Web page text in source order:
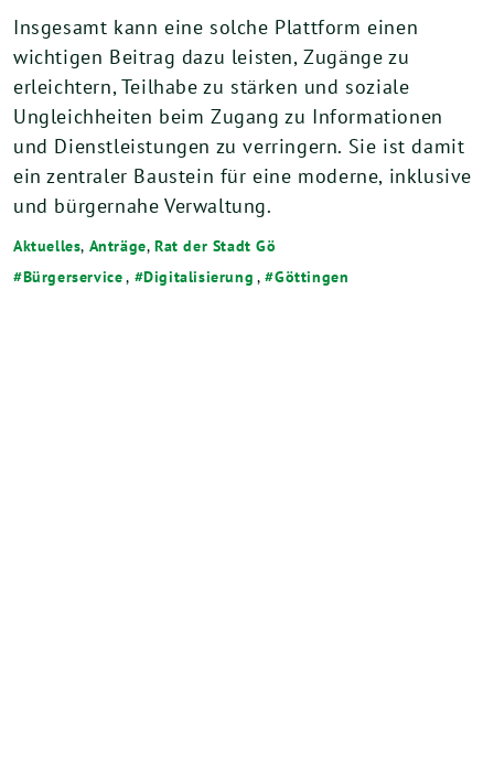
Insgesamt kann eine solche Plattform einen
wichtigen Beitrag dazu leisten, Zugänge zu
erleichtern, Teilhabe zu stärken und soziale
Ungleichheiten beim Zugang zu Informationen
und Dienstleistungen zu verringern. Sie ist damit
ein zentraler Baustein für eine moderne, inklusive
und bürgernahe Verwaltung.
Aktuelles, Anträge,Rat der Stadt Gö
Bürgerservice, Digitalisierung , Göttingen